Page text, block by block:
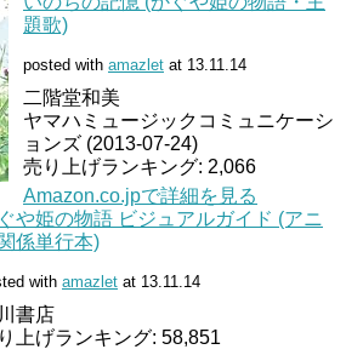
題歌)
posted with amazlet at 13.11.14
二階堂和美
ヤマハミュージックコミュニケーシ
ョンズ (2013-07-24)
売り上げランキング: 2,066
Amazon.co.jpで詳細を見る
や姫の物語 ビジュアルガイド (アニ
係単行本)
with amazlet at 13.11.14
書店
上げランキング: 58,851